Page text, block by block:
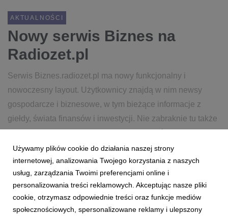
AKTUALNOŚCI
Nowy serwis Biznes na
Radiozet.pl
Serwis Biznes.radiozet.pl ma nowy funkcjonalny i
nowoczesny layout. Użytkownicy znajdą w nim newsy
gospodarcze i biznesowe, w tym bieżące informacje z
giełdy, świata finansów i inwestycji. Nie zabraknie tu także
sukcese...
6 czerwca 2019
RADIOZET.PL BIZNES EKONOMIA GOSPODARKA
Używamy plików cookie do działania naszej strony
internetowej, analizowania Twojego korzystania z naszych
usług, zarządzania Twoimi preferencjami online i
personalizowania treści reklamowych. Akceptując nasze pliki
cookie, otrzymasz odpowiednie treści oraz funkcje mediów
społecznościowych, spersonalizowane reklamy i ulepszony